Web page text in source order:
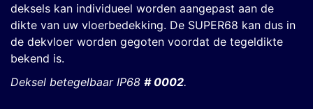
deksels kan individueel worden aangepast aan de
dikte van uw vloerbedekking. De SUPER68 kan dus in
de dekvloer worden gegoten voordat de tegeldikte
bekend is.
Deksel betegelbaar IP68 # 0002.